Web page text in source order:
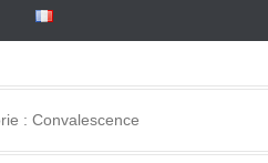
: Convalescence